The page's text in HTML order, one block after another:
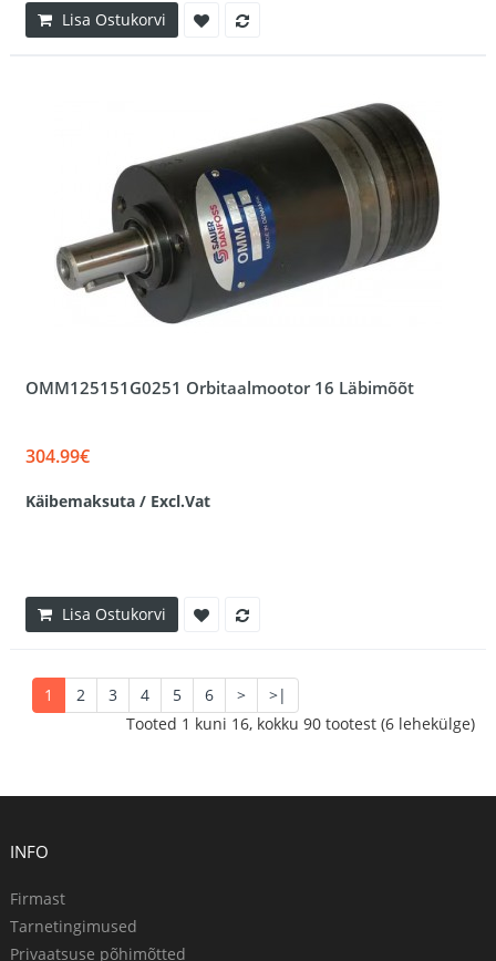
Lisa Ostukorvi
OMM125151G0251 Orbitaalmootor 16 Läbimõõt
304.99€
Käibemaksuta / Excl.Vat
Lisa Ostukorvi
1 2 3 4 5 6 >
>|
Tooted 1 kuni 16, kokku 90 tootest (6 lehekülge)
INFO
Firmast
Tarnetingimused
Privaatsuse põhimõtted